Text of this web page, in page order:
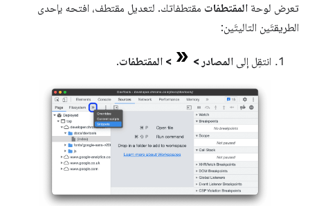
تعرض لوحة المقتطفات مقتطفاتك. لتعديل مقتطف، افتحه بإحدى
الطريقتَين التاليتَين:
انتقِل إلى المصادر>
> المقتطفات.